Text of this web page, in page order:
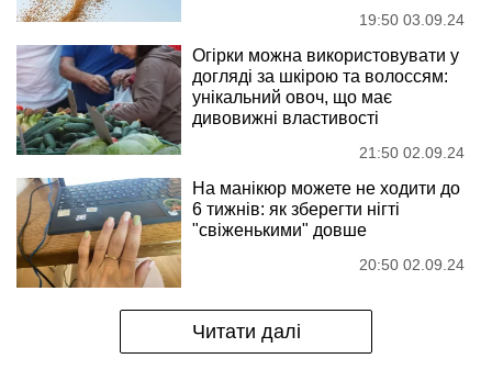
19:50 03.09.24
Огірки можна використовувати у
догляді за шкірою та волоссям:
унікальний овоч, що має
дивовижні властивості
21:50 02.09.24
На манікюр можете не ходити до
6 тижнів: як зберегти нігті
"свіженькими" довше
20:50 02.09.24
Читати далі